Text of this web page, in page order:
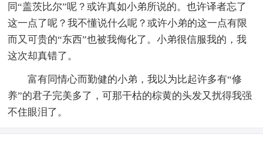
同“盖茨比尔”呢？或许真如小弟所说的。也许译者忘了
这一点了呢？我不懂说什么呢？或许小弟的这一点有限
而又可贵的“东西”也被我侮化了。小弟很信服我的，我
这次却真错了。
富有同情心而勤健的小弟，我以为比起许多有“修
养”的君子完美多了，可那干枯的棕黄的头发又扰得我强
不住眼泪了。